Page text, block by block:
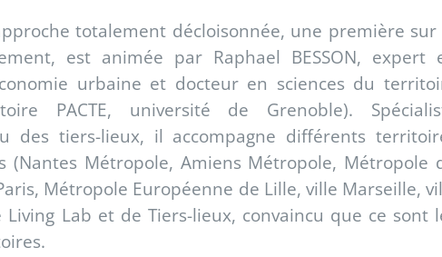
totalement décloisonnée, une première sur
est animée par Raphael BESSON, expert
urbaine et docteur en sciences du
PACTE, université de Grenoble).
des tiers-lieux, il accompagne différents
(Nantes Métropole, Amiens Métropole, Métropole
Métropole Européenne de Lille, ville Marseille,
Lab et de Tiers-lieux, convaincu que ce sont